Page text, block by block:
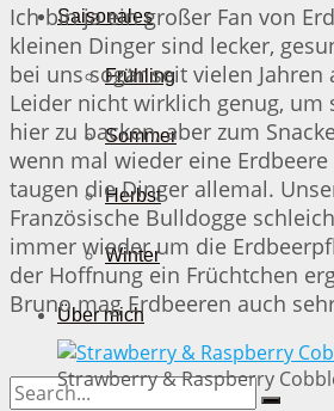
Saisonales
Frühling
Sommer
Herbst
Winter
Über mich
Ich bin ja ein großer Fan von
kleinen Dinger sind lecker,
bei uns sogar seit vielen Jahren
Leider nicht wirklich genug, um
hier zu backen, aber zum
wenn mal wieder eine
taugen die Dinger allemal.
Französische Bulldogge
immer wieder um die
der Hoffnung ein Früchtchen
Bruno mag Erdbeeren auch
Strawberry & Raspberry